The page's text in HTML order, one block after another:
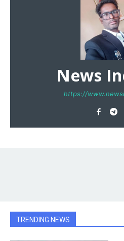
News
https://
TRENDING NEWS